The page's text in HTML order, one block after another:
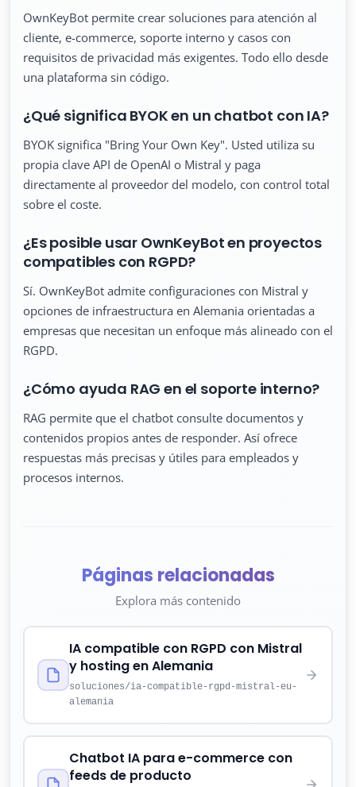
OwnKeyBot permite crear soluciones para atención al
cliente, e-commerce, soporte interno y casos con
requisitos de privacidad más exigentes. Todo ello desde
una plataforma sin código.
¿Qué significa BYOK en un chatbot con IA?
BYOK significa "Bring Your Own Key". Usted utiliza su
propia clave API de OpenAI o Mistral y paga
directamente al proveedor del modelo, con control total
sobre el coste.
¿Es posible usar OwnKeyBot en proyectos
compatibles con RGPD?
Sí. OwnKeyBot admite configuraciones con Mistral y
opciones de infraestructura en Alemania orientadas a
empresas que necesitan un enfoque más alineado con el
RGPD.
¿Cómo ayuda RAG en el soporte interno?
RAG permite que el chatbot consulte documentos y
contenidos propios antes de responder. Así ofrece
respuestas más precisas y útiles para empleados y
procesos internos.
Páginas relacionadas
Explora más contenido
IA compatible con RGPD con Mistral
y hosting en Alemania
soluciones/ia-compatible-rgpd-mistral-eu-
alemania
Chatbot IA para e-commerce con
feeds de producto